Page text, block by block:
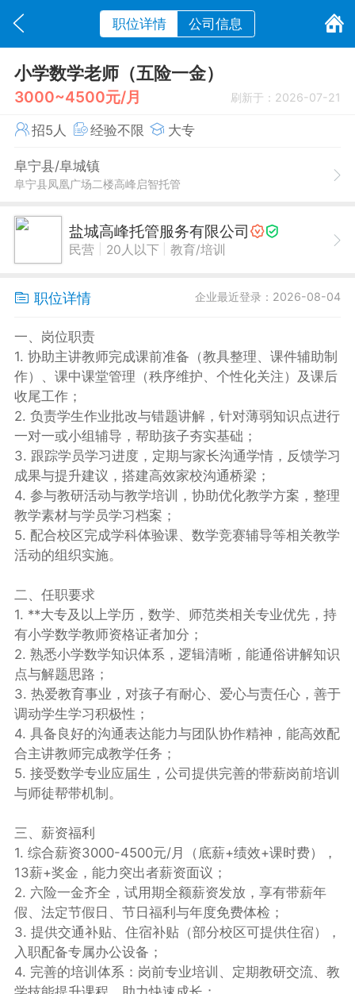
职位详情 公司信息
小学数学老师（五险一金）
3000~4500元/月 刷新于：2026-07-21
招5人 经验不限 大专
阜宁县/阜城镇
阜宁县凤凰广场二楼高峰启智托管
盐城高峰托管服务有限公司
民营 20人以下 教育/培训
职位详情 企业最近登录：2026-08-04
一、岗位职责
1. 协助主讲教师完成课前准备（教具整理、课件辅助制
作）、课中课堂管理（秩序维护、个性化关注）及课后
收尾工作；
2. 负责学生作业批改与错题讲解，针对薄弱知识点进行
一对一或小组辅导，帮助孩子夯实基础；
3. 跟踪学员学习进度，定期与家长沟通学情，反馈学习
成果与提升建议，搭建高效家校沟通桥梁；
4. 参与教研活动与教学培训，协助优化教学方案，整理
教学素材与学员学习档案；
5. 配合校区完成学科体验课、数学竞赛辅导等相关教学
活动的组织实施。
二、任职要求
1. **大专及以上学历，数学、师范类相关专业优先，持
有小学数学教师资格证者加分；
2. 熟悉小学数学知识体系，逻辑清晰，能通俗讲解知识
点与解题思路；
3. 热爱教育事业，对孩子有耐心、爱心与责任心，善于
调动学生学习积极性；
4. 具备良好的沟通表达能力与团队协作精神，能高效配
合主讲教师完成教学任务；
5. 接受数学专业应届生，公司提供完善的带薪岗前培训
与师徒帮带机制。
三、薪资福利
1. 综合薪资3000-4500元/月（底薪+绩效+课时费），
13薪+奖金，能力突出者薪资面议；
2. 六险一金齐全，试用期全额薪资发放，享有带薪年
假、法定节假日、节日福利与年度免费体检；
3. 提供交通补贴、住宿补贴（部分校区可提供住宿），
入职配备专属办公设备；
4. 完善的培训体系：岗前专业培训、定期教研交流、教